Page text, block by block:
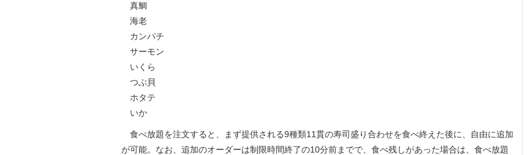
真鯛
海老
カンパチ
サーモン
いくら
つぶ貝
ホタテ
いか
食べ放題を注文すると、まず提供される9種類11貫の寿司盛り合わせを食べ終えた後に、自由に追加
が可能。なお、追加のオーダーは制限時間終了の10分前までで、食べ残しがあった場合は、食べ放題